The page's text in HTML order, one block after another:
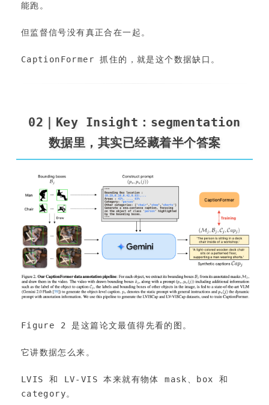
能跑。
但监督信号没有真正合在一起。
CaptionFormer 抓住的，就是这个数据缺口。
02｜Key Insight：segmentation
数据里，其实已经藏着半个答案
Figure 2 是这篇论文最值得先看的图。
它讲数据怎么来。
LVIS 和 LV-VIS 本来就有物体 mask、box 和
category。